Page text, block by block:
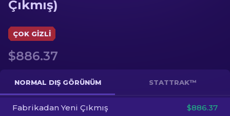
Bıçaklar
Eldiven
Kasalar
Diğer
TR
Çıkmış)
ÇOK GIZLI
$886.37
NORMAL DIŞ GÖRÜNÜM STATTRAK™
Fabrikadan Yeni Çıkmış $886.37